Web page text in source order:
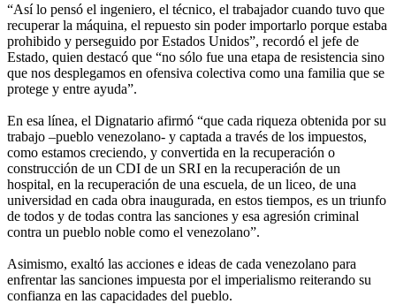
“Así lo pensó el ingeniero, el técnico, el trabajador cuando tuvo que
recuperar la máquina, el repuesto sin poder importarlo porque estaba
prohibido y perseguido por Estados Unidos”, recordó el jefe de
Estado, quien destacó que “no sólo fue una etapa de resistencia sino
que nos desplegamos en ofensiva colectiva como una familia que se
protege y entre ayuda”.
En esa línea, el Dignatario afirmó “que cada riqueza obtenida por su
trabajo –pueblo venezolano- y captada a través de los impuestos,
como estamos creciendo, y convertida en la recuperación o
construcción de un CDI de un SRI en la recuperación de un
hospital, en la recuperación de una escuela, de un liceo, de una
universidad en cada obra inaugurada, en estos tiempos, es un triunfo
de todos y de todas contra las sanciones y esa agresión criminal
contra un pueblo noble como el venezolano”.
Asimismo, exaltó las acciones e ideas de cada venezolano para
enfrentar las sanciones impuesta por el imperialismo reiterando su
confianza en las capacidades del pueblo.